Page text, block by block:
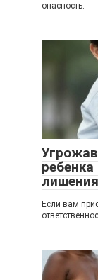
опасность.
Если вам